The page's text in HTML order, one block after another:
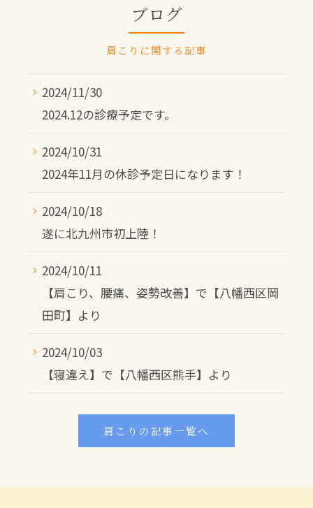
ブログ
肩こりに関する記事
2024/11/30
2024.12の診療予定です。
2024/10/31
2024年11月の休診予定日になります！
2024/10/18
遂に北九州市初上陸！
2024/10/11
【肩こり、腰痛、姿勢改善】で【八幡西区岡
田町】より
2024/10/03
【寝違え】で【八幡西区熊手】より
肩こりの記事一覧へ